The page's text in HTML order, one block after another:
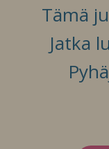
Tämä
Jatka